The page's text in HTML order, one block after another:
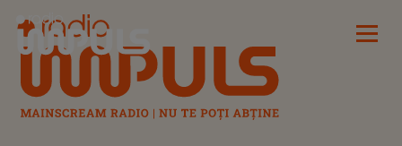
Radio Impuls